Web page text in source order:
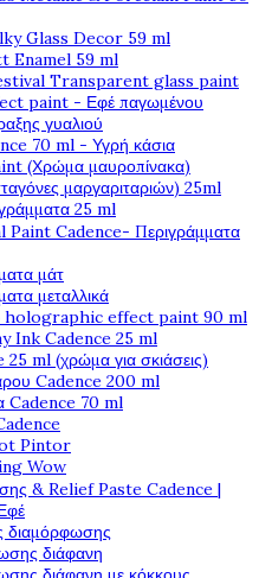
Glass Decor 59 ml
Enamel 59 ml
Transparent glass paint
paint - Εφέ παγωμένου
γυαλιού
70 ml - Υγρή κάσια
(Χρώμα μαυροπίνακα)
μαργαριταριών) 25ml
25 ml
Paint Cadence- Περιγράμματα
μάτ
μεταλλικά
holographic effect paint 90 ml
Ink Cadence 25 ml
ml (χρώμα για σκιάσεις)
Cadence 200 ml
Cadence 70 ml
Pintor
Wow
& Relief Paste Cadence |
διαμόρφωσης
διάφανη